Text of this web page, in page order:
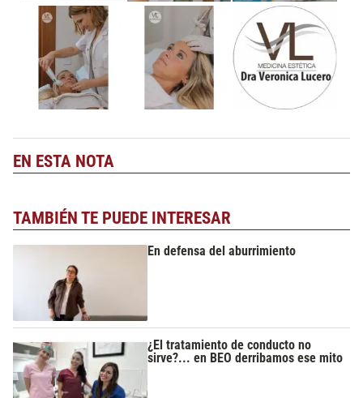
EN ESTA NOTA
TAMBIÉN TE PUEDE INTERESAR
En defensa del aburrimiento
¿El tratamiento de conducto no
sirve?... en BEO derribamos ese mito